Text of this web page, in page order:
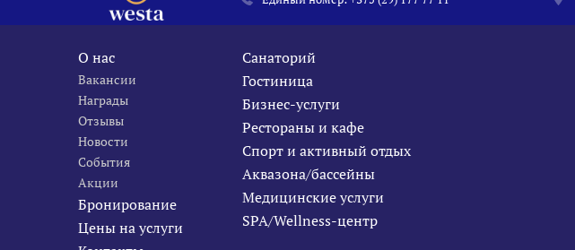
О нас
Вакансии
Награды
Отзывы
Новости
События
Акции
Бронирование
Цены на услуги
Санаторий
Гостиница
Бизнес-услуги
Рестораны и кафе
Спорт и активный отдых
Аквазона/бассейны
Медицинские услуги
SPA/Wellness-центр